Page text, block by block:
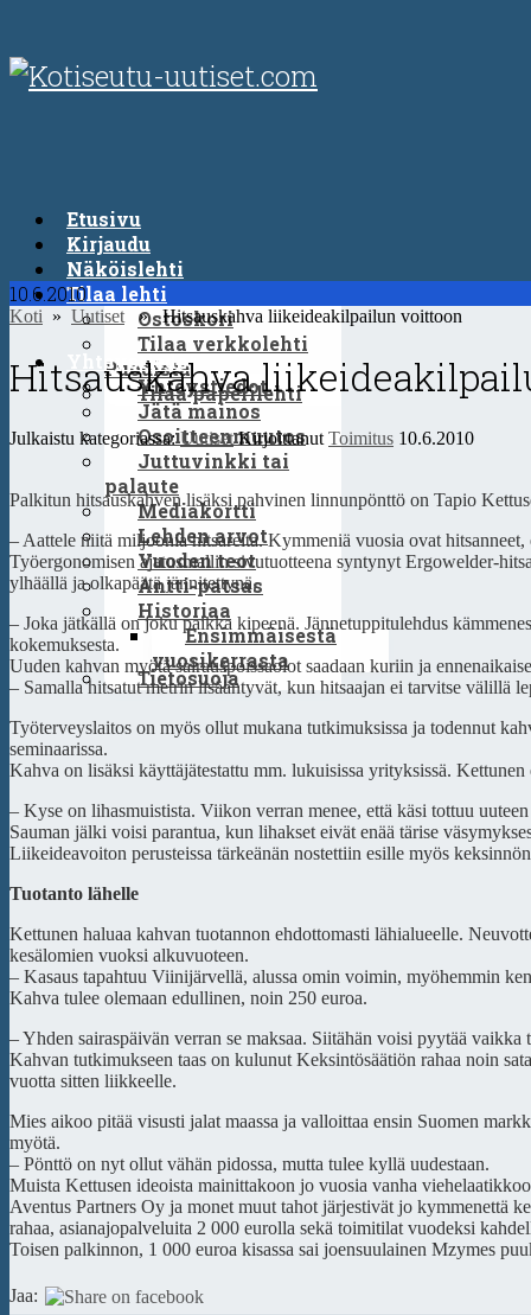
Etusivu
Kirjaudu
Näköislehti
Tilaa lehti
Ostoskori
Tilaa verkkolehti
Puodista
Tilaa paperilehti
Yhteystiedot
Yhteystiedot
Jätä mainos
Osoitteenmuutos
Juttuvinkki tai
palaute
Mediakortti
Lehden arvot
Vuoden teot
Antti-patsas
Historiaa
Ensimmäisestä
vuosikerrasta
Tietosuoja
10.6.2010
Koti » Uutiset » Hitsauskahva liikeideakilpailun voittoon
Hitsauskahva
Julkaistu kategoriassa:UutisetKirjoittanut Toimitus 10.6.2010
Palkitun hitsauskahven lisäksi pahvinen linnunpönttö on Tapio
– Aattele niitä miljoonia hitsareita. Kymmeniä vuosia ovat
Työergonomisen ajatusmallin sivutuotteena syntynyt Ergowelder-
ylhäällä ja olkapäätä jännitettynä.
– Joka jätkällä on joku paikka kipeenä. Jännetuppitulehdus
kokemuksesta.
Uuden kahvan myötä sairauspoissaolot saadaan kuriin ja
– Samalla hitsatut metrin lisääntyvät, kun hitsaajan ei tarvitse välillä
Työterveyslaitos on myös ollut mukana tutkimuksissa ja todennut
seminaarissa.
Kahva on lisäksi käyttäjätestattu mm. lukuisissa yrityksissä.
– Kyse on lihasmuistista. Viikon verran menee, että käsi tottuu
Sauman jälki voisi parantua, kun lihakset eivät enää tärise
Liikeideavoiton perusteissa tärkeänän nostettiin esille myös
Tuotanto lähelle
Kettunen haluaa kahvan tuotannon ehdottomasti lähialueelle.
kesälomien vuoksi alkuvuoteen.
– Kasaus tapahtuu Viinijärvellä, alussa omin voimin, myöhemmin
Kahva tulee olemaan edullinen, noin 250 euroa.
– Yhden sairaspäivän verran se maksaa. Siitähän voisi pyytää
Kahvan tutkimukseen taas on kulunut Keksintösäätiön rahaa noin
vuotta sitten liikkeelle.
Mies aikoo pitää visusti jalat maassa ja valloittaa ensin Suomen
myötä.
– Pönttö on nyt ollut vähän pidossa, mutta tulee kyllä uudestaan.
Muista Kettusen ideoista mainittakoon jo vuosia vanha
Aventus Partners Oy ja monet muut tahot järjestivät jo kymmenettä
rahaa, asianajopalveluita 2 000 eurolla sekä toimitilat vuodeksi
Toisen palkinnon, 1 000 euroa kisassa sai joensuulainen Mzymes
Jaa: